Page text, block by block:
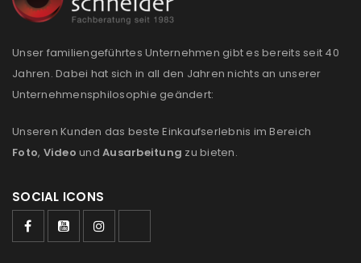
Unser familiengeführtes Unternehmen gibt es bereits seit 40
Jahren. Dabei hat sich in all den Jahren nichts an unserer
Unternehmensphilosophie geändert:
Unseren Kunden das beste Einkaufserlebnis im Bereich
Foto, Video und Ausarbeitung zu bieten.
SOCIAL ICONS